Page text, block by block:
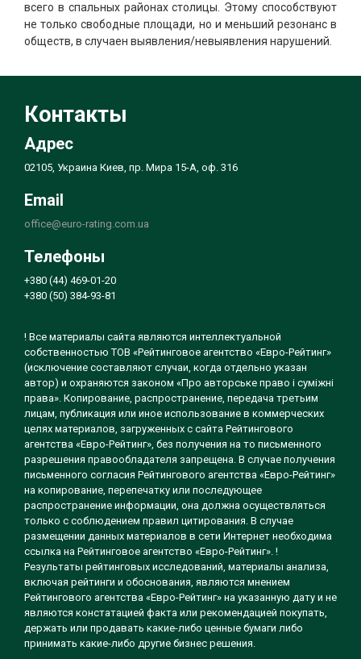
всего в спальных районах столицы. Этому способствуют
не только свободные площади, но и меньший резонанс в
обществ, в случаен выявления/невыявления нарушений.
Контакты
Адрес
02105, Украина Киев, пр. Мира 15-А, оф. 316
Email
office@euro-rating.com.ua
Телефоны
+380 (44) 469-01-20
+380 (50) 384-93-81
! Все материалы сайта являются интеллектуальной
собственностью ТОВ «Рейтинговое агентство «Евро-Рейтинг»
(исключение составляют случаи, когда отдельно указан
автор) и охраняются законом «Про авторське право і суміжні
права». Копирование, распространение, передача третьим
лицам, публикация или иное использование в коммерческих
целях материалов, загруженных с сайта Рейтингового
агентства «Евро-Рейтинг», без получения на то письменного
разрешения правообладателя запрещена. В случае получения
письменного согласия Рейтингового агентства «Евро-Рейтинг»
на копирование, перепечатку или последующее
распространение информации, она должна осуществляться
только с соблюдением правил цитирования. В случае
размещении данных материалов в сети Интернет необходима
ссылка на Рейтинговое агентство «Евро-Рейтинг». !
Результаты рейтинговых исследований, материалы анализа,
включая рейтинги и обоснования, являются мнением
Рейтингового агентства «Евро-Рейтинг» на указанную дату и не
являются констатацией факта или рекомендацией покупать,
держать или продавать какие-либо ценные бумаги либо
принимать какие-либо другие бизнес решения.